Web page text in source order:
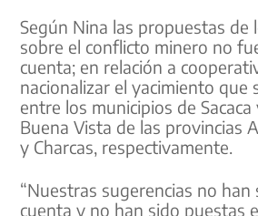
Según Nina las propuestas de
sobre el conflicto minero no
cuenta; en relación a
nacionalizar el yacimiento que
entre los municipios de
Buena Vista de las provincias
y Charcas, respectivamente.
“Nuestras sugerencias no
cuenta y no han sido puestas